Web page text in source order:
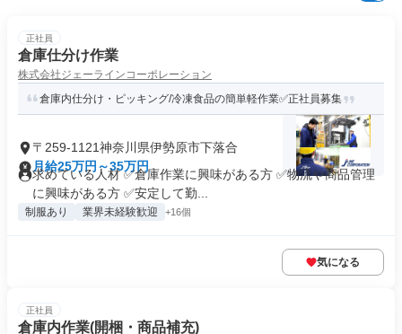
正社員
倉庫仕分け作業
株式会社ジェーラインコーポレーション
倉庫内仕分け・ピッキング/冷凍食品の簡単軽作業✅正社員募集
〒259-1121神奈川県伊勢原市下落合
月給25万円～35万円
求めている人材 ✅倉庫作業に興味がある方 ✅物流や商品管理
に興味がある方 ✅安定して勤...
制服あり 業界未経験歓迎 +16個
気になる
正社員
倉庫内作業(開梱・商品補充)